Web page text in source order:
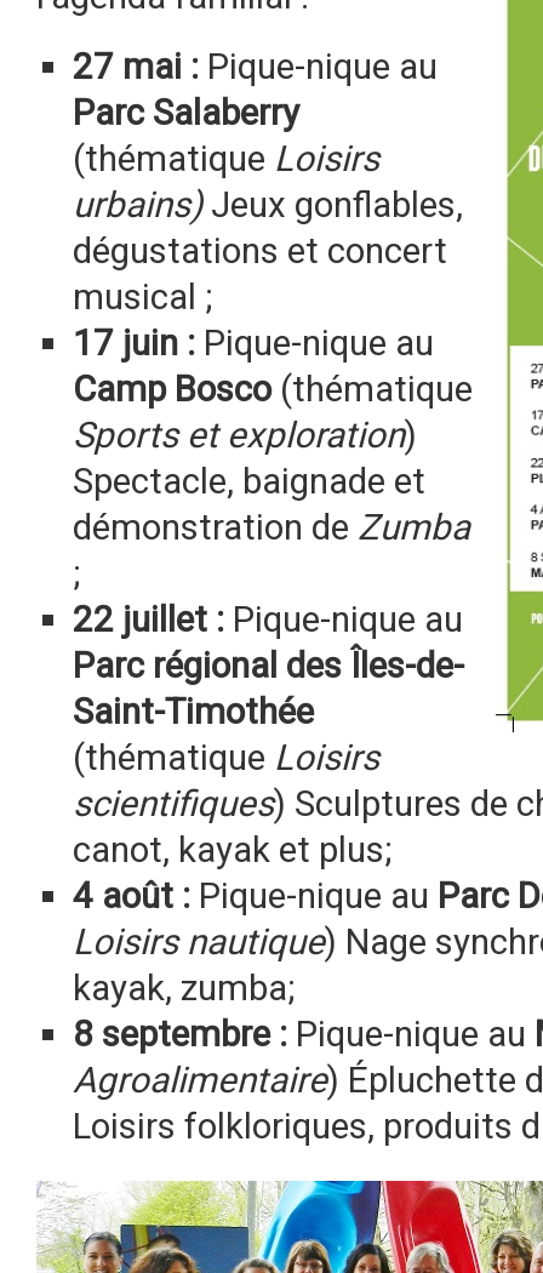
27 mai : Pique-nique au
Parc Salaberry
(thématique Loisirs
urbains)Jeux gonflables,
dégustations et concert
musical ;
17 juin : Pique-nique au
Camp Bosco(thématique
Sports et exploration)
Spectacle, baignade et
démonstration de Zumba
;
22 juillet : Pique-nique au
Parc régional des Îles-de-
Saint-Timothée
(thématique Loisirs
scientifiques) Sculptures de
canot, kayak et plus;
4 août : Pique-nique au Parc
Loisirs nautique) Nage
kayak, zumba;
8 septembre : Pique-nique au
Agroalimentaire) Épluchette
Loisirs folkloriques, produits